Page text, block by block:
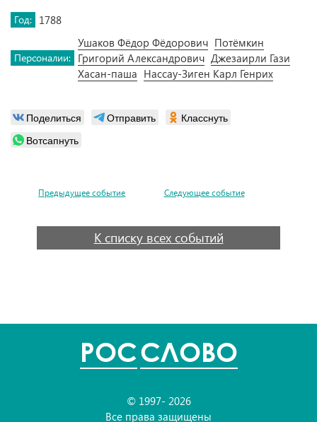
Год: 1788
Персоналии:
Ушаков Фёдор Фёдорович Потёмкин
Григорий Александрович Джезаирли Гази
Хасан-паша Нассау-Зиген Карл Генрих
Поделиться Отправить
Класснуть
Вотсапнуть
Предыдущее событие Следующее событие
К списку всех событий
POCСЛОВО
© 1997- 2026
Все права защищены